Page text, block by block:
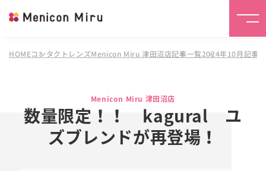
HOMEコンタクトレンズMenicon Miru 津田沼店記事一覧2024年10月記事
Menicon Miru 津田沼店
数量限定！！ kagural ユ
ズブレンドが再登場！